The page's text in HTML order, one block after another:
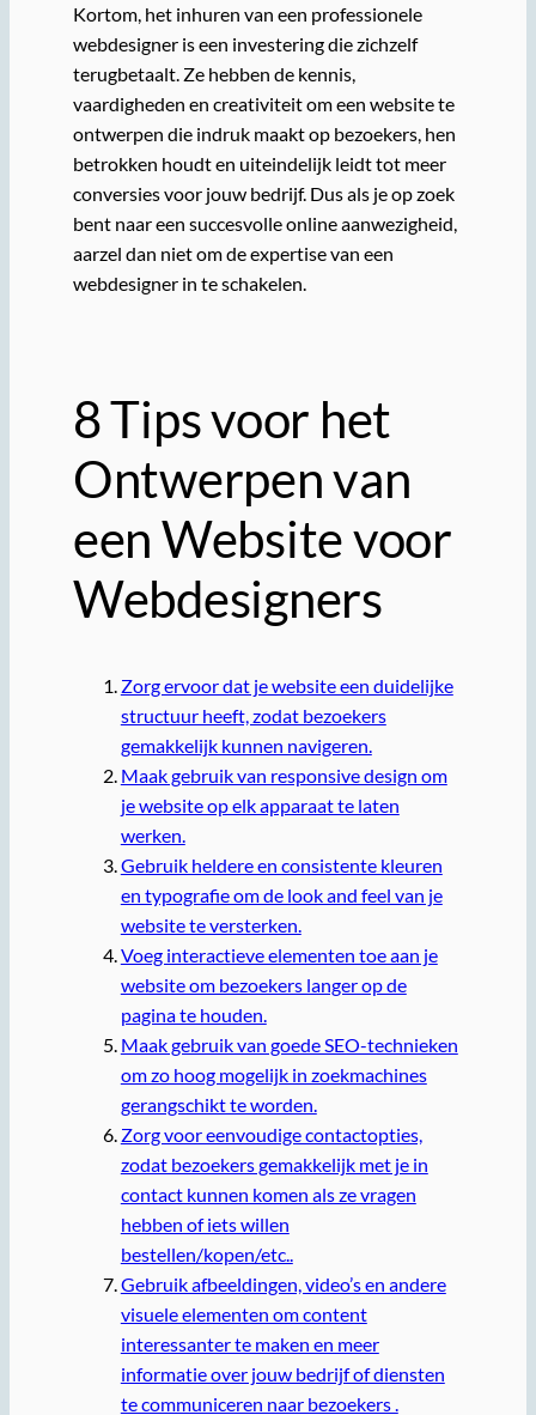
Kortom, het inhuren van een professionele
webdesigner is een investering die zichzelf
terugbetaalt. Ze hebben de kennis,
vaardigheden en creativiteit om een website te
ontwerpen die indruk maakt op bezoekers, hen
betrokken houdt en uiteindelijk leidt tot meer
conversies voor jouw bedrijf. Dus als je op zoek
bent naar een succesvolle online aanwezigheid,
aarzel dan niet om de expertise van een
webdesigner in te schakelen.
8 Tips voor het
Ontwerpen van
een Website voor
Webdesigners
Zorg ervoor dat je website een duidelijke
structuur heeft, zodat bezoekers
gemakkelijk kunnen navigeren.
Maak gebruik van responsive design om
je website op elk apparaat te laten
werken.
Gebruik heldere en consistente kleuren
en typografie om de look and feel van je
website te versterken.
Voeg interactieve elementen toe aan je
website om bezoekers langer op de
pagina te houden.
Maak gebruik van goede SEO-technieken
om zo hoog mogelijk in zoekmachines
gerangschikt te worden.
Zorg voor eenvoudige contactopties,
zodat bezoekers gemakkelijk met je in
contact kunnen komen als ze vragen
hebben of iets willen
bestellen/kopen/etc..
Gebruik afbeeldingen, video’s en andere
visuele elementen om content
interessanter te maken en meer
informatie over jouw bedrijf of diensten
te communiceren naar bezoekers .